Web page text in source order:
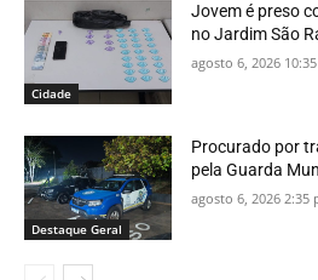
Cidade
Jovem é preso
no Jardim São
agosto 6, 2026
Destaque Geral
Procurado por
pela Guarda
agosto 6, 2026 2:35